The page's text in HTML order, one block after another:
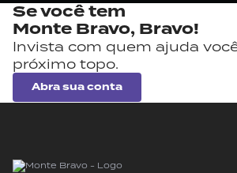
Se você tem
Monte Bravo, Bravo!
Invista com quem ajuda
próximo topo.
Abra sua conta